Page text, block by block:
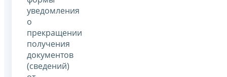
уведомления
о
прекращении
получения
документов
(сведений)